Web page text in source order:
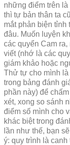
những điểm trên
thì tự bản thân ta
mắt phản biện tỉnh
đâu. Muốn luyện
các quyển Cam
viết (nhớ là các
giám khảo hoặc
Thử tự cho mình là
trong bảng đánh
phần này) để
xét, xong so sánh
điểm số mình cho
khác biệt trong
lần như thế, bạn
ý: quy trình là